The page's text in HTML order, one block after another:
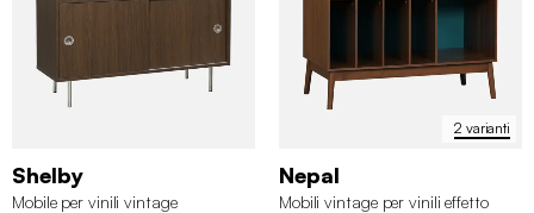
Shelby
Mobile per vinili vintage
2 varianti
Nepal
Mobili vintage per vinili effetto